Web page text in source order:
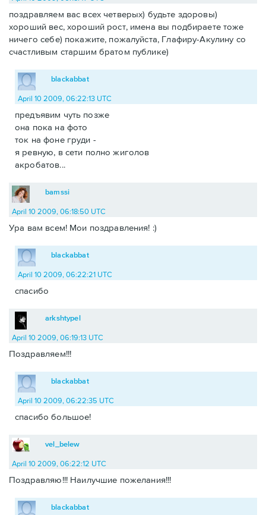
поздравляем вас всех четверых) будьте здоровы)
хороший вес, хороший рост, имена вы подбираете тоже
ничего себе) покажите, пожалуйста, Глафиру-Акулину со
счастливым старшим братом публике)
blackabbat
April 10 2009, 06:22:13 UTC
предъявим чуть позже
она пока на фото
ток на фоне груди -
я ревную, в сети полно жиголов
акробатов...
bamssi
April 10 2009, 06:18:50 UTC
Ура вам всем! Мои поздравления! :)
blackabbat
April 10 2009, 06:22:21 UTC
спасибо
arkshtypel
April 10 2009, 06:19:13 UTC
Поздравляем!!!
blackabbat
April 10 2009, 06:22:35 UTC
спасибо большое!
vel_belew
April 10 2009, 06:22:12 UTC
Поздравляю!!! Наилучшие пожелания!!!
blackabbat